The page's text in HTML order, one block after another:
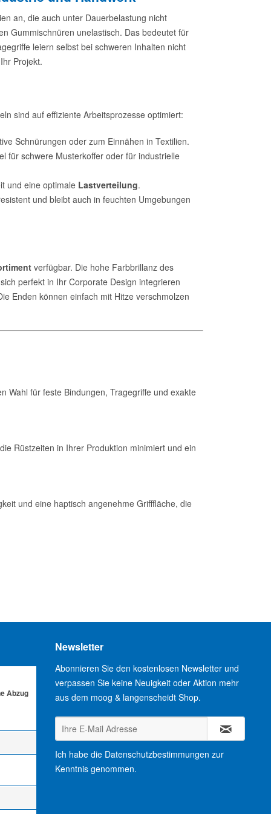
an, die auch unter Dauerbelastung nicht
Gummischnüren unelastisch. Das bedeutet für
leiern selbst bei schweren Inhalten nicht
Projekt.
sind auf effiziente Arbeitsprozesse optimiert:
Schnürungen oder zum Einnähen in Textilien.
für schwere Musterkoffer oder für industrielle
und eine optimale Lastverteilung.
und bleibt auch in feuchten Umgebungen
verfügbar. Die hohe Farbbrillanz des
perfekt in Ihr Corporate Design integrieren
Enden können einfach mit Hitze verschmolzen
Wahl für feste Bindungen, Tragegriffe und exakte
Rüstzeiten in Ihrer Produktion minimiert und ein
und eine haptisch angenehme Grifffläche, die
Abzug
Newsletter
Abonnieren Sie den kostenlosen Newsletter und
verpassen Sie keine Neuigkeit oder Aktion mehr
aus dem moog & langenscheidt Shop.
Ich habe die Datenschutzbestimmungen zur
Kenntnis genommen.